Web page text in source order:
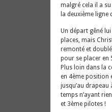
malgré cela il a
la deuxième ligne
Un départ gêné
places, mais
remonté et
pour se placer en
Plus loin dans la
en 4ème position
jusqu’au drapeau
temps n’ayant
et 3ème pilotes !